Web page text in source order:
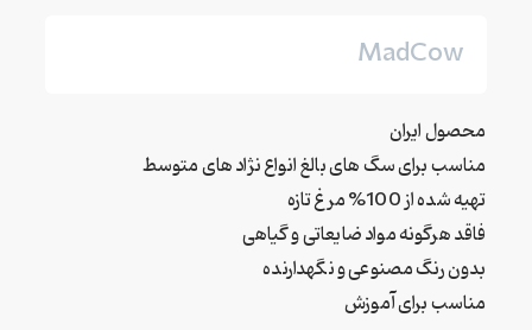
MadCow
محصول ایران
مناسب برای سگ های بالغ انواع نژاد های متوسط
تهیه شده از 100% مرغ تازه
فاقد هرگونه مواد ضایعاتی و گیاهی
بدون رنگ مصنوعی و نگهدارنده
مناسب برای آموزش